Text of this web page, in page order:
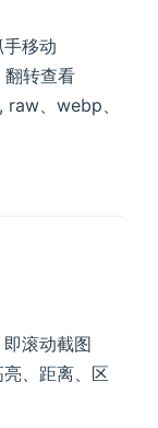
移动
翻转查看
、webp、
滚动截图
、距离、区